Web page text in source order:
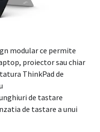
modular ce permite
proiector sau chiar
ThinkPad de
de tastare
de tastare a unui